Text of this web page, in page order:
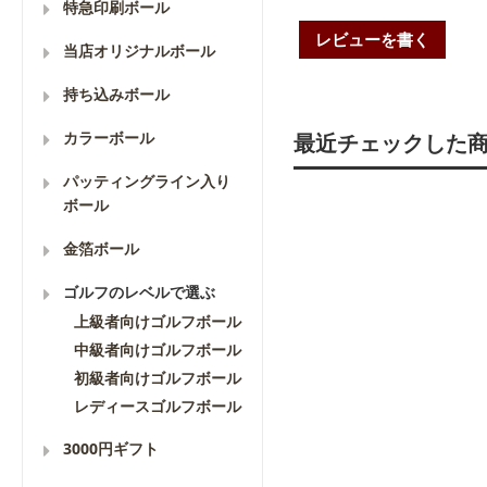
特急印刷ボール
当店オリジナルボール
持ち込みボール
カラーボール
パッティングライン入り
ボール
金箔ボール
ゴルフのレベルで選ぶ
上級者向けゴルフボール
中級者向けゴルフボール
初級者向けゴルフボール
レディースゴルフボール
3000円ギフト
レビューを書く
最近チェックした